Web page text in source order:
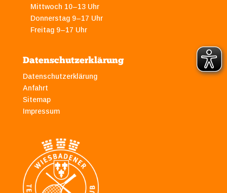
Mittwoch 10–13 Uhr
Donnerstag 9–17 Uhr
Freitag 9–17 Uhr
Datenschutzerklärung
Datenschutzerklärung
Anfahrt
Sitemap
Impressum